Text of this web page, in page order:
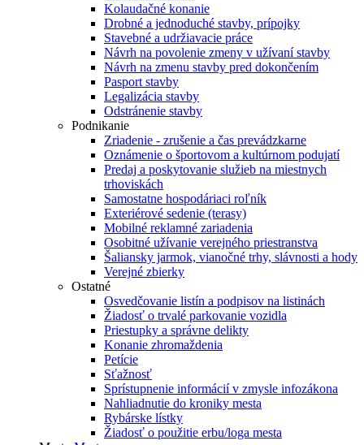
Kolaudačné konanie
Drobné a jednoduché stavby, prípojky
Stavebné a udržiavacie práce
Návrh na povolenie zmeny v užívaní stavby
Návrh na zmenu stavby pred dokončením
Pasport stavby
Legalizácia stavby
Odstránenie stavby
Podnikanie
Zriadenie - zrušenie a čas prevádzkarne
Oznámenie o športovom a kultúrnom podujatí
Predaj a poskytovanie služieb na miestnych
trhoviskách
Samostatne hospodáriaci roľník
Exteriérové sedenie (terasy)
Mobilné reklamné zariadenia
Osobitné užívanie verejného priestranstva
Šaliansky jarmok, vianočné trhy, slávnosti a hody
Verejné zbierky
Ostatné
Osvedčovanie listín a podpisov na listinách
Žiadosť o trvalé parkovanie vozidla
Priestupky a správne delikty
Konanie zhromaždenia
Petície
Sťažnosť
Sprístupnenie informácií v zmysle infozákona
Nahliadnutie do kroniky mesta
Rybárske lístky
Žiadosť o použitie erbu/loga mesta